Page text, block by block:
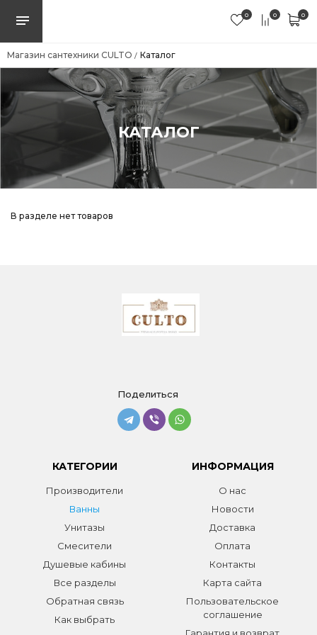
0 0 0
Магазин сантехники CULTO / Каталог
КАТАЛОГ
В разделе нет товаров
Поделиться
КАТЕГОРИИ
Производители
Ванны
Унитазы
Смесители
Душевые кабины
Все разделы
Обратная связь
Как выбрать
ИНФОРМАЦИЯ
О нас
Новости
Доставка
Оплата
Контакты
Карта сайта
Пользовательское
соглашение